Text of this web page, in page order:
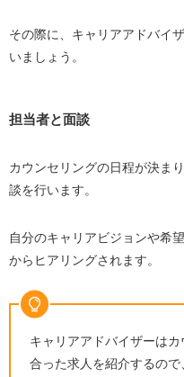
その際に、キャリアアドバイ
いましょう。
担当者と面談
カウンセリングの日程が決ま
談を行います。
自分のキャリアビジョンや希
からヒアリングされます。
キャリアアドバイザーは
合った求人を紹介するの